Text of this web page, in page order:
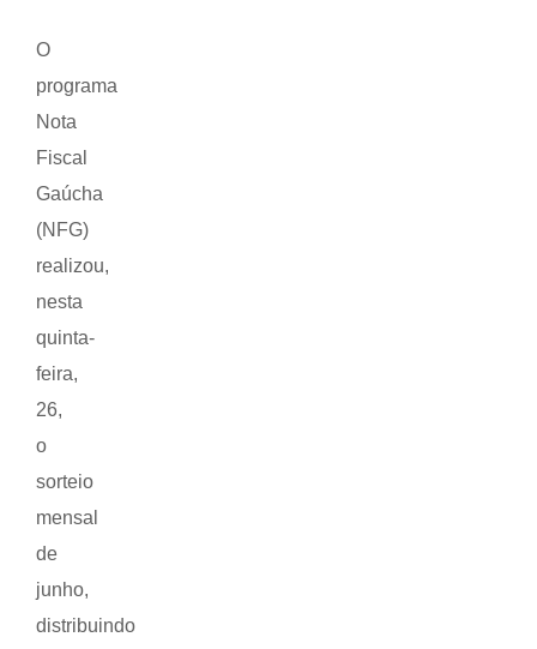
O
programa
Nota
Fiscal
Gaúcha
(NFG)
realizou,
nesta
quinta-
feira,
26,
o
sorteio
mensal
de
junho,
distribuindo